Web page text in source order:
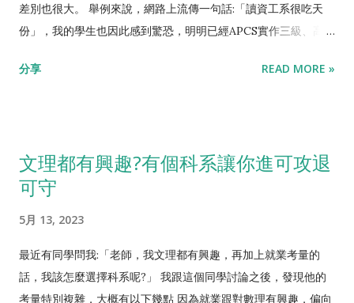
差別也很大。 舉例來說，網路上流傳一句話:「讀資工系很吃天
份」，我的學生也因此感到驚恐，明明已經APCS實作三級、高中
youtube】 ，訪談了一個原先讀台大資工讀得很辛苦、後來重考
念資工要有邏輯清楚天份...每一種科系都要有天份，資工沒有特
別吃天份。同時從另一個面向來看，你會害怕資工系會唸不下
後考不到執照的案例阿，每一個科系都可能唸不下去啊! 若從數據
來看，實務上有統計過， 物理系跟數學系是最難唸的科系 ，這類
偏理論、較抽象的科系，重修、延畢、退學的比率都是最高的。
資工系這種應用、實務型的科系，在理組裡面是相對容易唸的。
分享 READ MORE »
文理都有興趣?有個科系讓你進可攻退
可守
5月 13, 2023
最近有同學問我:「老師，我文理都有興趣，再加上就業考量的
話，我該怎麼選擇科系呢?」 我跟這個同學討論之後，發現他的
考量特別複雜，大概有以下幾點 因為就業跟對數理有興趣，偏向